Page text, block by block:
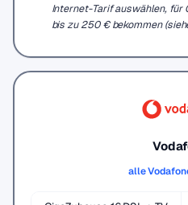
Internet-Tarif auswählen, für
bis zu 250 € bekommen
alle